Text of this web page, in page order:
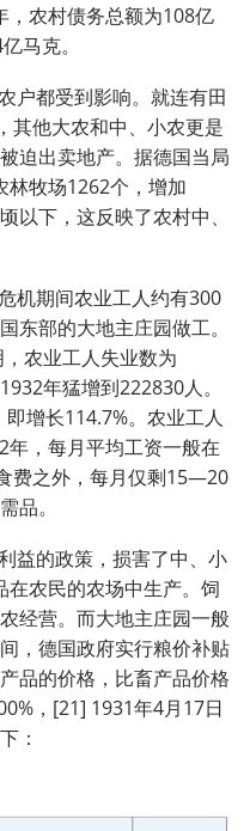
农村债务总额为108亿
马克。
户都受到影响。就连有田
其他大农和中、小农更是
迫出卖地产。据德国当局
林牧场1262个，增加
以下，这反映了农村中、
机期间农业工人约有300
东部的大地主庄园做工。
农业工人失业数为
年猛增到222830人。
增长114.7%。农业工人
，每月平均工资一般在
费之外，每月仅剩15—20
品。
益的政策，损害了中、小
农民的农场中生产。饲
经营。而大地主庄园一般
，德国政府实行粮价补贴
品的价格，比畜产品价格
，[21] 1931年4月17日
：